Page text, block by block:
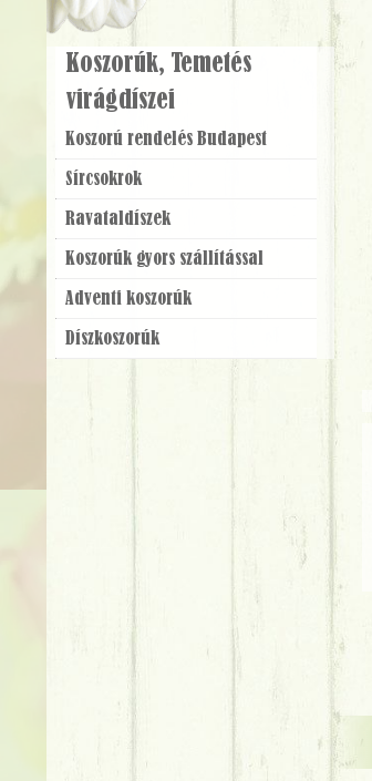
Koszorúk, Temetés
virágdíszei
Koszorú rendelés Budapest
Sírcsokrok
Ravatal­díszek
Koszorúk gyors szállítással
Adventi koszorúk
Dísz­koszorúk